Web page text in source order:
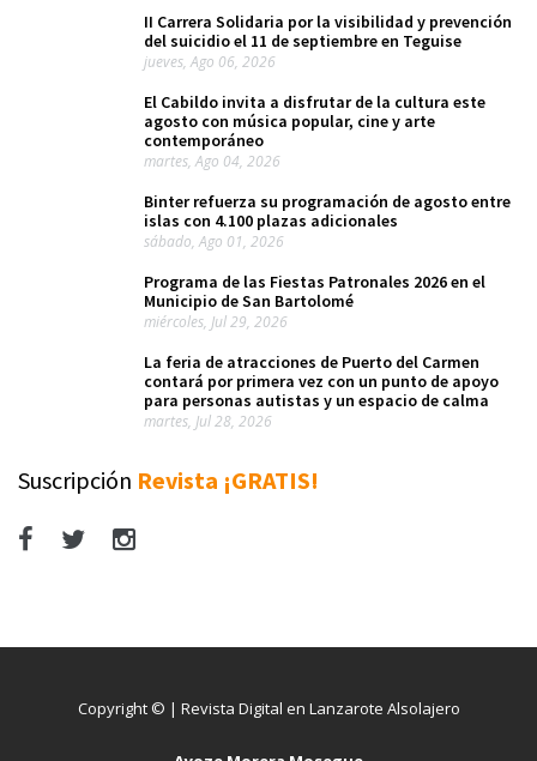
II Carrera Solidaria por la visibilidad y prevención
del suicidio el 11 de septiembre en Teguise
jueves, Ago 06, 2026
El Cabildo invita a disfrutar de la cultura este
agosto con música popular, cine y arte
contemporáneo
martes, Ago 04, 2026
Binter refuerza su programación de agosto entre
islas con 4.100 plazas adicionales
sábado, Ago 01, 2026
Programa de las Fiestas Patronales 2026 en el
Municipio de San Bartolomé
miércoles, Jul 29, 2026
La feria de atracciones de Puerto del Carmen
contará por primera vez con un punto de apoyo
para personas autistas y un espacio de calma
martes, Jul 28, 2026
Suscripción Revista ¡GRATIS!
Copyright © | Revista Digital en Lanzarote Alsolajero